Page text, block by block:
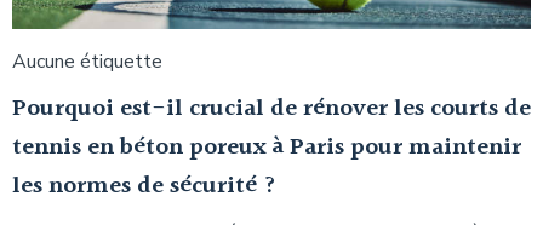
Aucune étiquette
Pourquoi est-il crucial de rénover les courts de
tennis en béton poreux à Paris pour maintenir
les normes de sécurité ?